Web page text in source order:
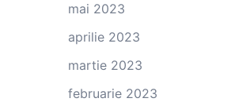
mai 2023
aprilie 2023
martie 2023
februarie 2023